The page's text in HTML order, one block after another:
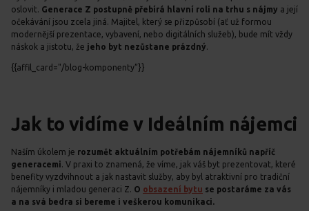
oslovit. Generace Z postupně přebírá hlavní roli na trhu s nájmy a její
očekávání jsou zcela jiná. Majitel, který se přizpůsobí (ať už formou
modernější prezentace, vybavení, nebo digitálních služeb), bude mít vždy
náskok a jistotu, že jeho byt nezůstane prázdný.
{{affil_card="/blog-komponenty”}}
Jak to vidíme v Ideálním nájemci
Naším úkolem je rozumět aktuálním potřebám nájemníků napříč
generacemi. V praxi to znamená, že víme, jak váš byt prezentovat, které
benefity vyzdvihnout a jak nastavit služby, aby byl atraktivní pro tradiční
nájemníky i mladou generaci Z. O obsazení bytu se postaráme za vás
a na svá bedra si bereme i veškerou komunikaci.